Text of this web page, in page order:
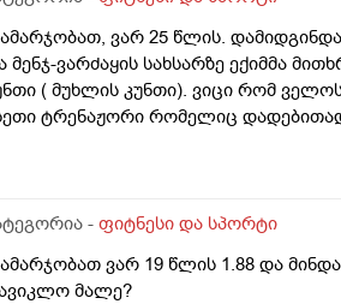
ვარ 25 წლის.
მენჯ-ვარძაყის სახსარზე ექიმმა
( მუხლის კუნთი). ვიცი რომ
ტრენაჟორი რომელიც
- ფიტნესი და სპორტი
ვარ 19 წლის 1.88 და
მალე?